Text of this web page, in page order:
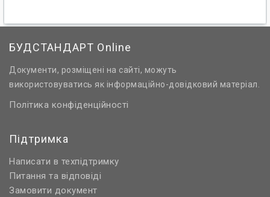
БУДСТАНДАРТ Online
Документи, розміщені на сайті, можуть
використовуватись як інформаційно-довідковий матеріал.
Політика конфіденційності
Підтримка
Написати в техпідтримку
Питання та відповіді
Замовити документ